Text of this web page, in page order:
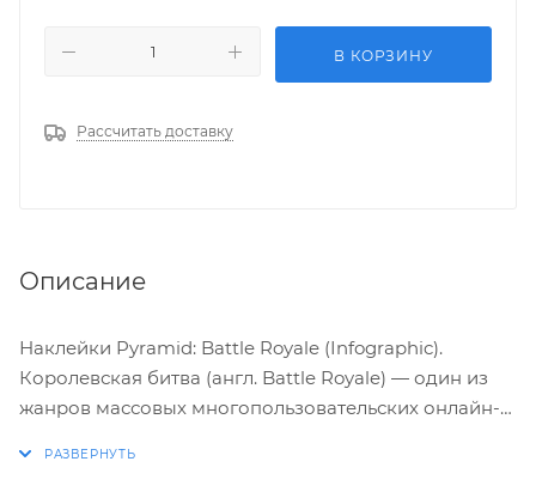
В КОРЗИНУ
Рассчитать доставку
Описание
Наклейки Pyramid: Battle Royale (Infographic).
Королевская битва (англ. Battle Royale) — один из
жанров массовых многопользовательских онлайн-